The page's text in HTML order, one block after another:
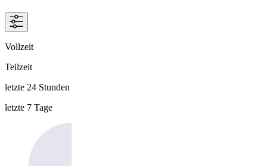
Vollzeit
Teilzeit
letzte 24 Stunden
letzte 7 Tage